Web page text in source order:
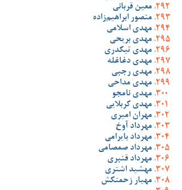
معین قربانی
منصور ابراهیم‌زاده
مهدی اسلامی
مهدی بریحی
مهدی تیکدری
مهدی دغاغله
مهدی رجبی
مهدی مداحی
مهدی نامجو
مهدی کربلایی
مهران امیری
مهرداد آوخ
مهرداد بایرامی
مهرداد صمصامی
مهرداد قنبری
مهشید اشتری
مهیار زحمتکش